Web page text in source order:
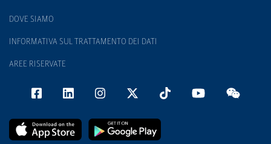
DOVE SIAMO
INFORMATIVA SUL TRATTAMENTO DEI DATI
AREE RISERVATE